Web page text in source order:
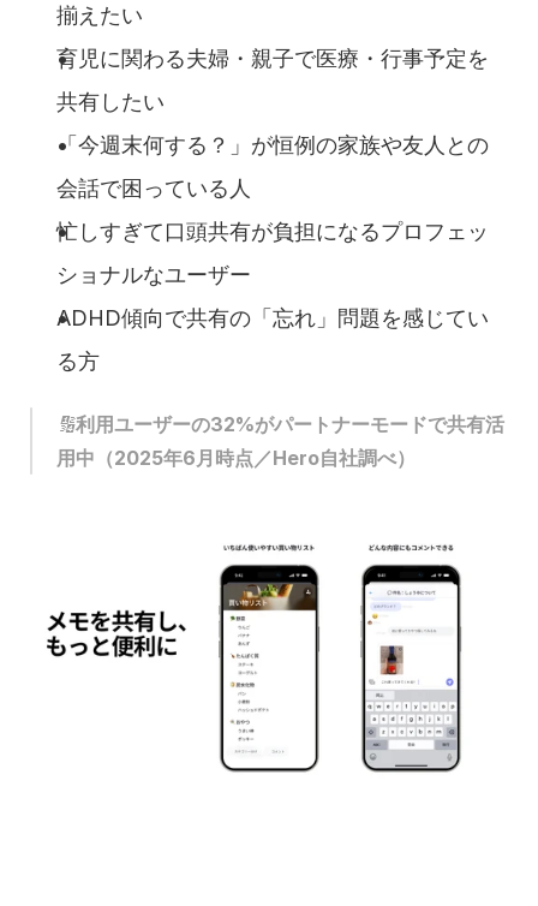
揃えたい
育児に関わる夫婦・親子で医療・行事予定を
共有したい
「今週末何する？」が恒例の家族や友人との
会話で困っている人
忙しすぎて口頭共有が負担になるプロフェッ
ショナルなユーザー
ADHD傾向で共有の「忘れ」問題を感じてい
る方
🔢利用ユーザーの32%がパートナーモードで共有活
用中（2025年6月時点／Hero自社調べ）